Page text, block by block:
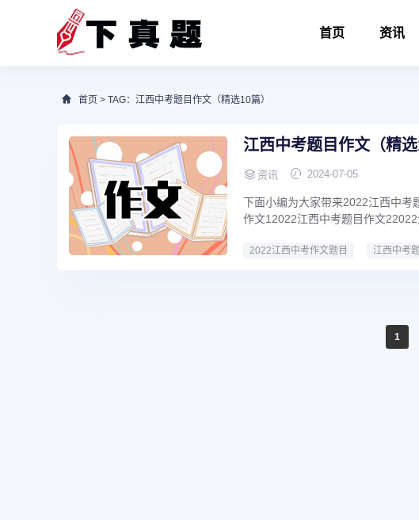
首页 资讯
首页 > TAG：江西中考题目作文（精选10篇）
江西中考题目作文（精选
资讯 2024-07-05
下面小编为大家带来2022江西中考
作文12022江西中考题目作文22022
2022江西中考作文题目 江西中考
1